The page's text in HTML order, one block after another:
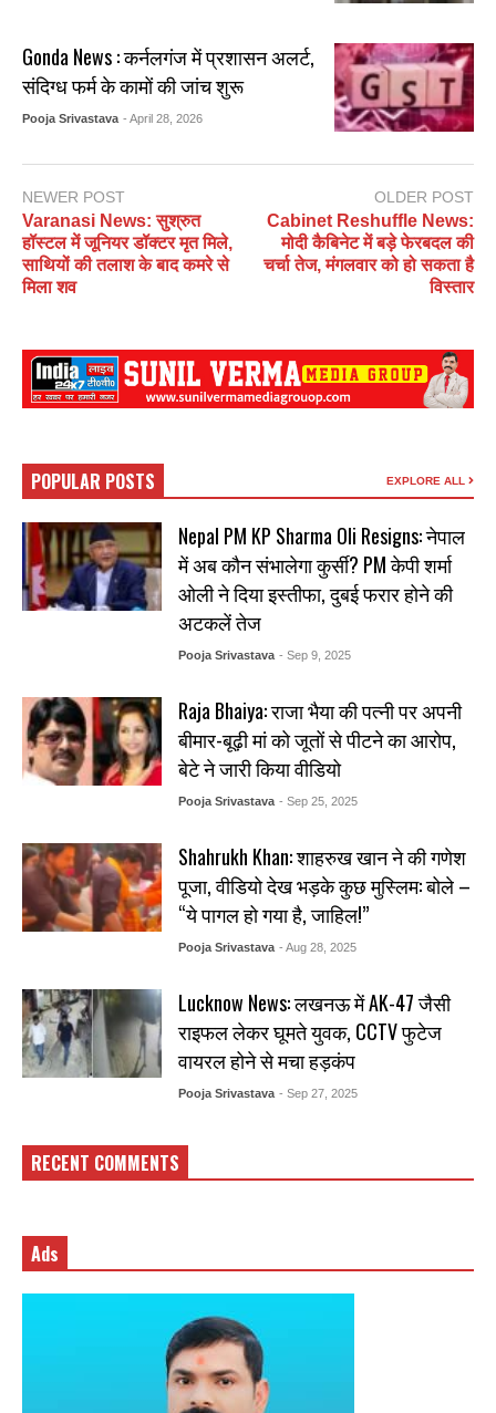
Gonda News : कर्नलगंज में प्रशासन अलर्ट,
संदिग्ध फर्म के कामों की जांच शुरू
Pooja Srivastava - April 28, 2026
NEWER POST
Varanasi News: सुश्रुत
हॉस्टल में जूनियर डॉक्टर मृत मिले,
साथियों की तलाश के बाद कमरे से
मिला शव
OLDER POST
Cabinet Reshuffle News:
मोदी कैबिनेट में बड़े फेरबदल की
चर्चा तेज, मंगलवार को हो सकता है
विस्तार
POPULAR POSTS EXPLORE ALL
Nepal PM KP Sharma Oli Resigns: नेपाल
में अब कौन संभालेगा कुर्सी? PM केपी शर्मा
ओली ने दिया इस्तीफा, दुबई फरार होने की
अटकलें तेज
Pooja Srivastava - Sep 9, 2025
Raja Bhaiya: राजा भैया की पत्नी पर अपनी
बीमार-बूढ़ी मां को जूतों से पीटने का आरोप,
बेटे ने जारी किया वीडियो
Pooja Srivastava - Sep 25, 2025
Shahrukh Khan: शाहरुख खान ने की गणेश
पूजा, वीडियो देख भड़के कुछ मुस्लिम: बोले –
“ये पागल हो गया है, जाहिल!”
Pooja Srivastava - Aug 28, 2025
Lucknow News: लखनऊ में AK-47 जैसी
राइफल लेकर घूमते युवक, CCTV फुटेज
वायरल होने से मचा हड़कंप
Pooja Srivastava - Sep 27, 2025
RECENT COMMENTS
Ads